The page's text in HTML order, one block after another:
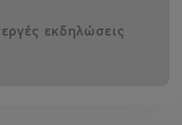
είναι για σένα.
εκδηλώσεις